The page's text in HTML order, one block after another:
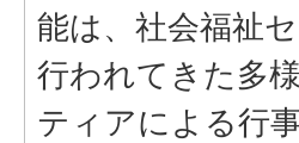
能は、社会福祉
行われてきた多
ティアによる行